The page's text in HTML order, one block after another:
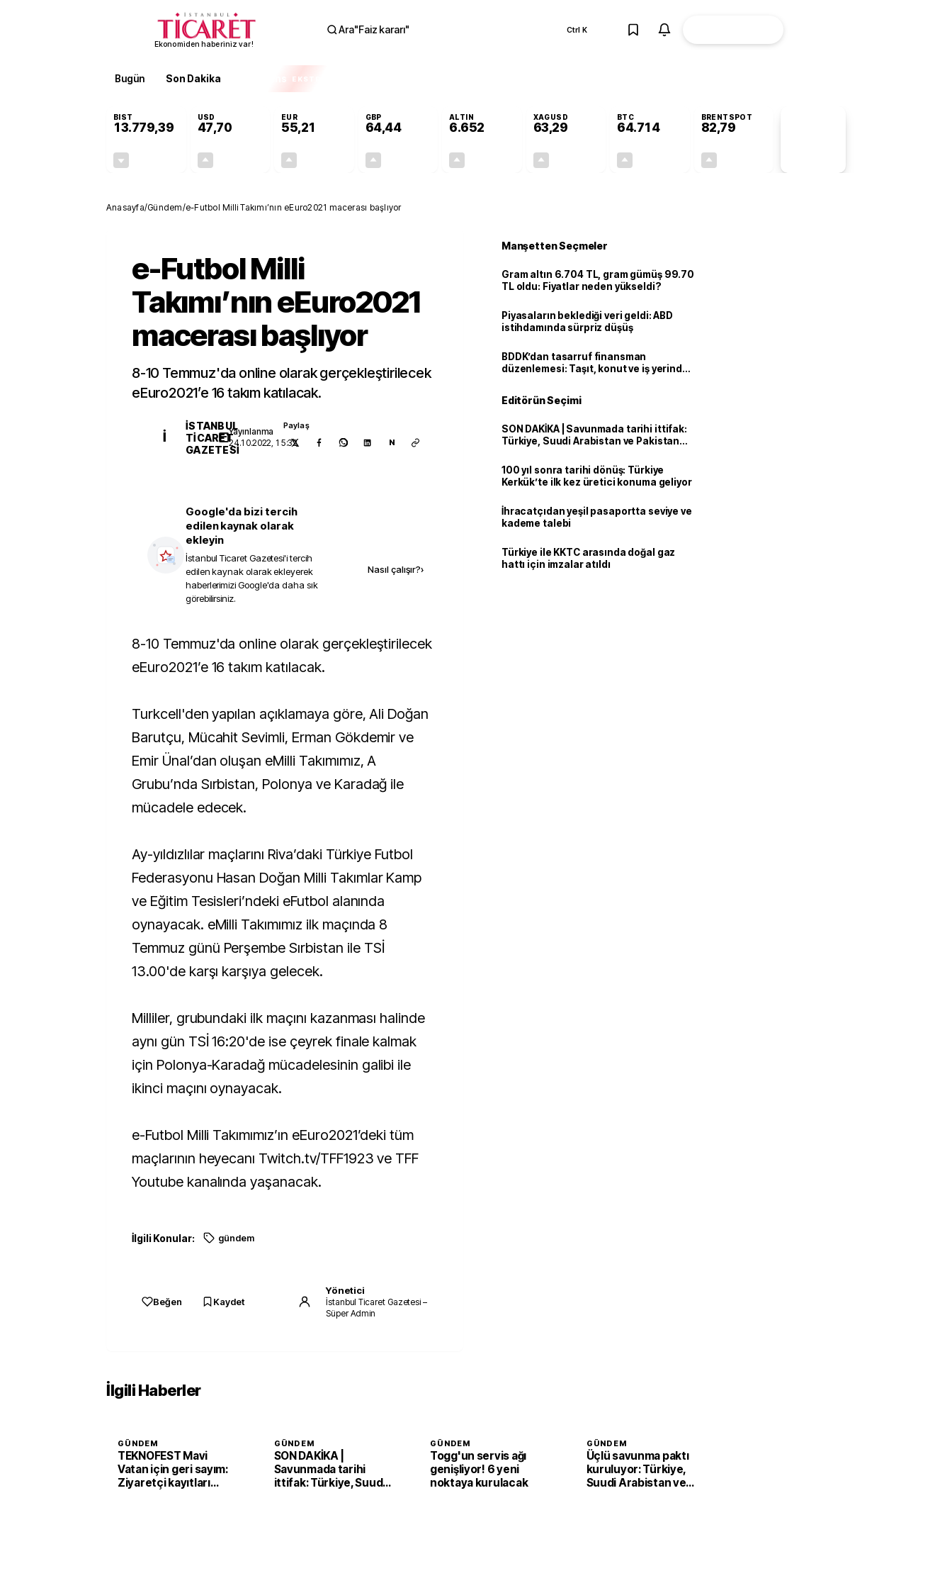
Ekonomiden haberiniz var!
Ara"Faiz kararı" Ctrl K
Bugün Son Dakika EKSTRA
BIST
13.779,39
USD
47,70
EUR
55,21
GBP
64,44
ALTIN
6.652
XAGUSD
63,29
BTC
64.714
BRENTSPOT
82,79
Anasayfa/Gündem/e-Futbol Milli Takımı’nın eEuro2021 macerası başlıyor
e-Futbol Milli
Takımı’nın eEuro2021
macerası başlıyor
8-10 Temmuz'da online olarak gerçekleştirilecek
eEuro2021’e 16 takım katılacak.
İ
İSTANBUL
TICARET
GAZETESI
Yayınlanma
24.10.2022, 15:32
Paylaş
N
Google'da bizi tercih
edilen kaynak olarak
ekleyin
İstanbul Ticaret Gazetesi'i tercih
edilen kaynak olarak ekleyerek
haberlerimizi Google'da daha sık
görebilirsiniz.
Nasıl çalışır?›
8-10 Temmuz'da online olarak gerçekleştirilecek
eEuro2021’e 16 takım katılacak.
Turkcell'den yapılan açıklamaya göre, Ali Doğan
Barutçu, Mücahit Sevimli, Erman Gökdemir ve
Emir Ünal’dan oluşan eMilli Takımımız, A
Grubu’nda Sırbistan, Polonya ve Karadağ ile
mücadele edecek.
Ay-yıldızlılar maçlarını Riva’daki Türkiye Futbol
Federasyonu Hasan Doğan Milli Takımlar Kamp
ve Eğitim Tesisleri’ndeki eFutbol alanında
oynayacak. eMilli Takımımız ilk maçında 8
Temmuz günü Perşembe Sırbistan ile TSİ
13.00'de karşı karşıya gelecek.
Milliler, grubundaki ilk maçını kazanması halinde
aynı gün TSİ 16:20'de ise çeyrek finale kalmak
için Polonya-Karadağ mücadelesinin galibi ile
ikinci maçını oynayacak.
e-Futbol Milli Takımımız’ın eEuro2021’deki tüm
maçlarının heyecanı Twitch.tv/TFF1923 ve TFF
Youtube kanalında yaşanacak.
İlgili Konular: gündem
Beğen Kaydet
Yönetici
İstanbul Ticaret Gazetesi –
Süper Admin
Manşetten Seçmeler
Gram altın 6.704 TL, gram gümüş 99.70
TL oldu: Fiyatlar neden yükseldi?
Piyasaların beklediği veri geldi: ABD
istihdamında sürpriz düşüş
BDDK’dan tasarruf finansman
düzenlemesi: Taşıt, konut ve iş yerinde
Editörün Seçimi
SON DAKİKA | Savunmada tarihi ittifak:
Türkiye, Suudi Arabistan ve Pakistan
100 yıl sonra tarihi dönüş: Türkiye
Kerkük’te ilk kez üretici konuma geliyor
İhracatçıdan yeşil pasaportta seviye ve
kademe talebi
Türkiye ile KKTC arasında doğal gaz
hattı için imzalar atıldı
İlgili Haberler
GÜNDEM
TEKNOFEST Mavi
Vatan için geri sayım:
Ziyaretçi kayıtları
GÜNDEM
SON DAKİKA |
Savunmada tarihi
ittifak: Türkiye, Suudi
GÜNDEM
Togg'un servis ağı
genişliyor! 6 yeni
noktaya kurulacak
GÜNDEM
Üçlü savunma paktı
kuruluyor: Türkiye,
Suudi Arabistan ve